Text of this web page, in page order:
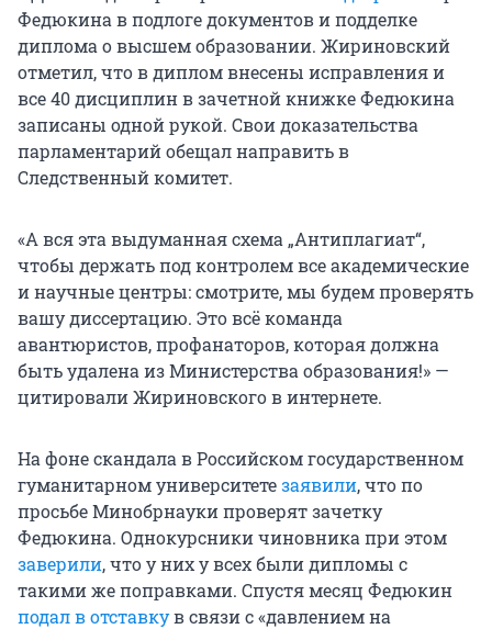
Федюкина в подлоге документов и подделке
диплома о высшем образовании. Жириновский
отметил, что в диплом внесены исправления и
все 40 дисциплин в зачетной книжке Федюкина
записаны одной рукой. Свои доказательства
парламентарий обещал направить в
Следственный комитет.
«А вся эта выдуманная схема „Антиплагиат“,
чтобы держать под контролем все академические
и научные центры: смотрите, мы будем проверять
вашу диссертацию. Это всё команда
авантюристов, профанаторов, которая должна
быть удалена из Министерства образования!» —
цитировали Жириновского в интернете.
На фоне скандала в Российском государственном
гуманитарном университетезаявили, что по
просьбе Минобрнауки проверят зачетку
Федюкина. Однокурсники чиновника при этом
заверили, что у них у всех были дипломы с
такими же поправками. Спустя месяц Федюкин
подал в отставкув связи с «давлением на